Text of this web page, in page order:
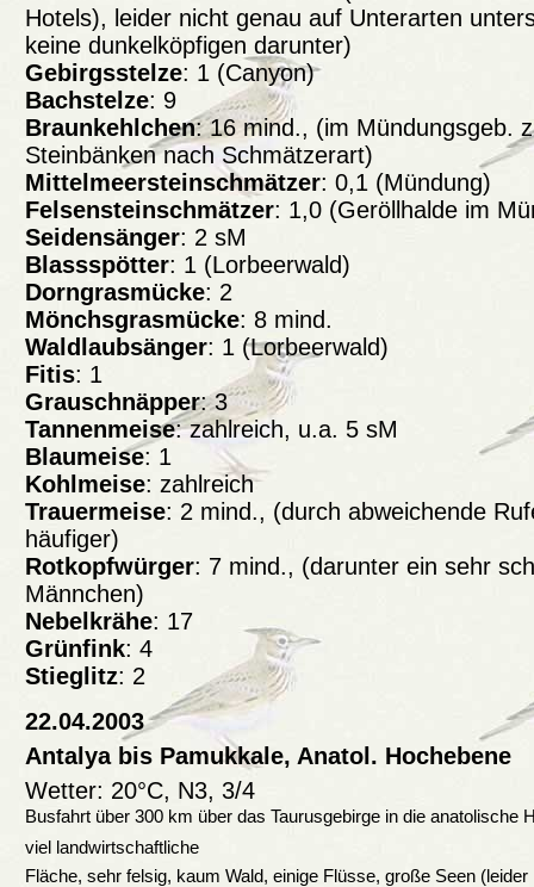
Hotels), leider nicht genau auf Unterarten
keine dunkelköpfigen darunter)
Gebirgsstelze: 1 (Canyon)
Bachstelze: 9
Braunkehlchen: 16 mind., (im Mündungsgeb.
Steinbänken nach Schmätzerart)
Mittelmeersteinschmätzer: 0,1 (Mündung)
Felsensteinschmätzer: 1,0 (Geröllhalde im
Seidensänger: 2 sM
Blassspötter: 1 (Lorbeerwald)
Dorngrasmücke: 2
Mönchsgrasmücke: 8 mind.
Waldlaubsänger: 1 (Lorbeerwald)
Fitis: 1
Grauschnäpper: 3
Tannenmeise: zahlreich, u.a. 5 sM
Blaumeise: 1
Kohlmeise: zahlreich
Trauermeise: 2 mind., (durch abweichende
häufiger)
Rotkopfwürger: 7 mind., (darunter ein sehr
Männchen)
Nebelkrähe: 17
Grünfink: 4
Stieglitz: 2
22.04.2003
Antalya bis Pamukkale, Anatol. Hochebene
Wetter: 20°C, N3, 3/4
Busfahrt über 300 km über das Taurusgebirge in die anatolische
viel landwirtschaftliche
Fläche, sehr felsig, kaum Wald, einige Flüsse, große Seen